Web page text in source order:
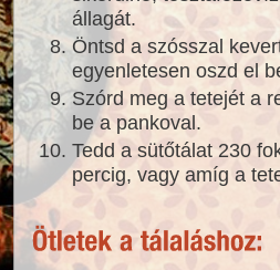
állagát.
Öntsd a szósszal
egyenletesen oszd el
Szórd meg a tetejét a
be a pankoval.
Tedd a sütőtálat 230
percig, vagy amíg a